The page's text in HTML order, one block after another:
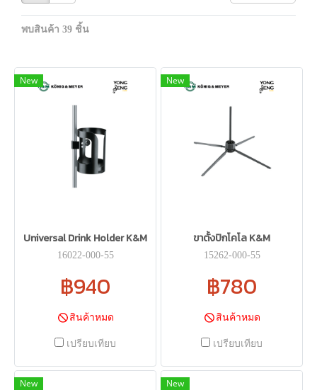
พบสินค้า 39 ชิ้น
New
Universal Drink Holder K&M
16022-000-55
฿940
สินค้าหมด
เปรียบเทียบ
New
ขาตั้งปิกโคโล K&M
15262-000-55
฿780
สินค้าหมด
เปรียบเทียบ
New New